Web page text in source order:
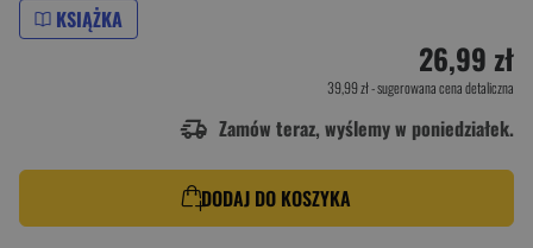
KSIĄŻKA
26,99 zł
39,99 zł- sugerowana cena detaliczna
Zamów teraz, wyślemy w poniedziałek.
DODAJ DO KOSZYKA